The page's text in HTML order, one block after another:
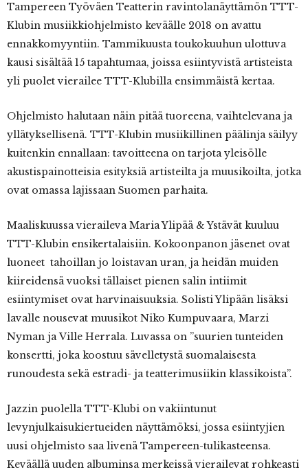
Tampereen Työväen Teatterin ravintolanäyttämön TTT-
Klubin musiikkiohjelmisto keväälle 2018 on avattu
ennakkomyyntiin. Tammikuusta toukokuuhun ulottuva
kausi sisältää 15 tapahtumaa, joissa esiintyvistä artisteista
yli puolet vierailee TTT-Klubilla ensimmäistä kertaa.
Ohjelmisto halutaan näin pitää tuoreena, vaihtelevana ja
yllätyksellisenä. TTT-Klubin musiikillinen päälinja säilyy
kuitenkin ennallaan: tavoitteena on tarjota yleisölle
akustispainotteisia esityksiä artisteilta ja muusikoilta, jotka
ovat omassa lajissaan Suomen parhaita.
Maaliskuussa vieraileva Maria Ylipää & Ystävät kuuluu
TTT-Klubin ensikertalaisiin. Kokoonpanon jäsenet ovat
luoneet tahoillan jo loistavan uran, ja heidän muiden
kiireidensä vuoksi tällaiset pienen salin intiimit
esiintymiset ovat harvinaisuuksia. Solisti Ylipään lisäksi
lavalle nousevat muusikot Niko Kumpuvaara, Marzi
Nyman ja Ville Herrala. Luvassa on ”suurien tunteiden
konsertti, joka koostuu sävelletystä suomalaisesta
runoudesta sekä estradi- ja teatterimusiikin klassikoista”.
Jazzin puolella TTT-Klubi on vakiintunut
levynjulkaisukiertueiden näyttämöksi, jossa esiintyjien
uusi ohjelmisto saa livenä Tampereen-tulikasteensa.
Keväällä uuden albuminsa merkeissä vierailevat rohkeasti